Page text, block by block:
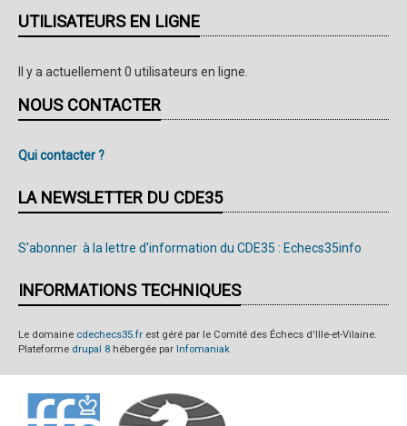
UTILISATEURS EN LIGNE
Il y a actuellement 0 utilisateurs en ligne.
NOUS CONTACTER
Qui contacter ?
LA NEWSLETTER DU CDE35
S'abonner à la lettre d'information du CDE35 : Echecs35info
INFORMATIONS TECHNIQUES
Le domaine cdechecs35.fr est géré par le Comité des Échecs d'Ille-et-Vilaine.
Plateforme drupal 8 hébergée par Infomaniak